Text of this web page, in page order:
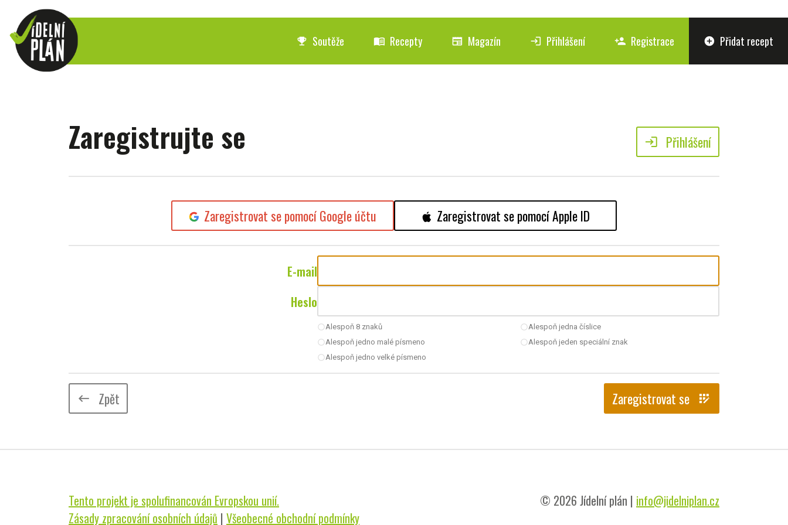
emoji_events Soutěže menu_book Recepty newspaper Magazín login Přihlášení person_add Registrace add_circle Přidat recept
Zaregistrujte se login Přihlášení
Zaregistrovat se pomocí Google účtu Zaregistrovat se pomocí Apple ID
E-mail
Heslo
radio_button_uncheckedAlespoň 8 znaků
radio_button_uncheckedAlespoň jedno malé písmeno
radio_button_uncheckedAlespoň jedno velké písmeno
radio_button_uncheckedAlespoň jedna číslice
radio_button_uncheckedAlespoň jeden speciální znak
keyboard_backspace Zpět Zaregistrovat se app_registration
Tento projekt je spolufinancován Evropskou unií.
Zásady zpracování osobních údajů | Všeobecné obchodní podmínky
© 2026 Jídelní plán | info@jidelniplan.cz